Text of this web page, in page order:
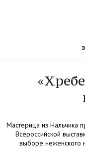
Мастерица из Нальчика
Всероссийской
выборе неженского